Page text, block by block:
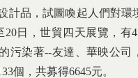
計品，試圖喚起人們對環
20日，世貿四天展覽，有
污染著--友達、華映公司
個，共募得6645元。